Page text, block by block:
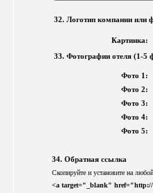
32. Логотип компании или
Картинка:
33. Фотографии отеля (1-5
Фото 1:
Фото 2:
Фото 3:
Фото 4:
Фото 5:
34. Обратная ссылка
Скопируйте и установите на
<a target="_blank"